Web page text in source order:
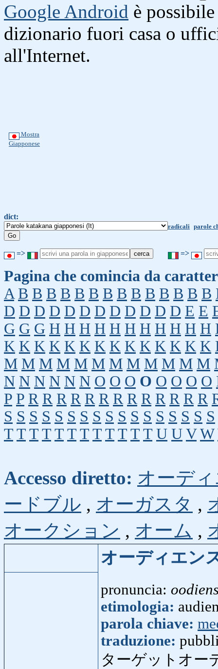
Google Android è
dizionario fuori casa o
all'Internet.
Mostra
Giapponese
dict:
radicali parole
=> =>
Pagina che comincia da
A B B B B B B B B B B B B B B
D D D D D D D D D D D D E E
G G G H H H H H H H H H H H
K K K K K K K K K K K K K K
M M M M M M M M M M M M
N N N N N N O O O O O O O O
P P R R R R R R R R R R R R R
S S S S S S S S S S S S S S S S S
T T T T T T T T T T T T U U V W
Accesso diretto: オーデ
ードブル , オーガスタ ,
オークション , オーム ,
オーディエン
pronuncia:
etimologia:
parola chiave:
traduzione:
ターゲットオー